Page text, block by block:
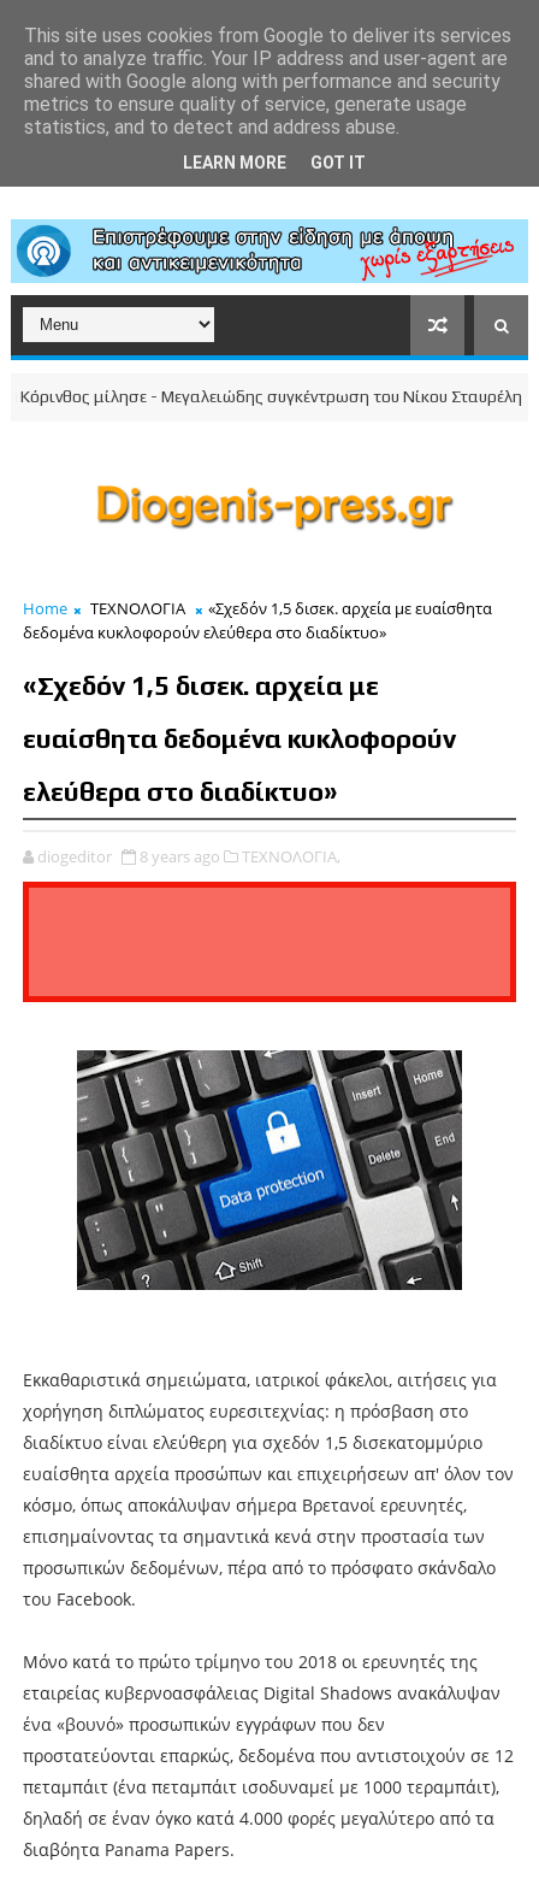
μίλησε - Μεγαλειώδης συγκέντρωση του Νίκου Σταυρέλη στο
Home ΤΕΧΝΟΛΟΓΙΑ
«Σχεδόν 1,5 δισεκ. αρχεία με ευαίσθητα
δεδομένα κυκλοφορούν ελεύθερα στο διαδίκτυο»
«Σχεδόν 1,5 δισεκ. αρχεία με
ευαίσθητα δεδομένα κυκλοφορούν
ελεύθερα στο διαδίκτυο»
diogeditor 8 years ago ΤΕΧΝΟΛΟΓΙΑ,
Εκκαθαριστικά σημειώματα, ιατρικοί φάκελοι, αιτήσεις για
χορήγηση διπλώματος ευρεσιτεχνίας: η πρόσβαση στο
διαδίκτυο είναι ελεύθερη για σχεδόν 1,5 δισεκατομμύριο
ευαίσθητα αρχεία προσώπων και επιχειρήσεων απ' όλον τον
κόσμο, όπως αποκάλυψαν σήμερα Βρετανοί ερευνητές,
επισημαίνοντας τα σημαντικά κενά στην προστασία των
προσωπικών δεδομένων, πέρα από το πρόσφατο σκάνδαλο
του Facebook.
Μόνο κατά το πρώτο τρίμηνο του 2018 οι ερευνητές της
εταιρείας κυβερνοασφάλειας Digital Shadows ανακάλυψαν
ένα «βουνό» προσωπικών εγγράφων που δεν
προστατεύονται επαρκώς, δεδομένα που αντιστοιχούν σε 12
πεταμπάιτ (ένα πεταμπάιτ ισοδυναμεί με 1000 τεραμπάιτ),
δηλαδή σε έναν όγκο κατά 4.000 φορές μεγαλύτερο από τα
διαβόητα Panama Papers.
This site uses cookies from Google to deliver its services
and to analyze traffic. Your IP address and user-agent are
shared with Google along with performance and security
metrics to ensure quality of service, generate usage
statistics, and to detect and address abuse.
LEARN MORE GOT IT